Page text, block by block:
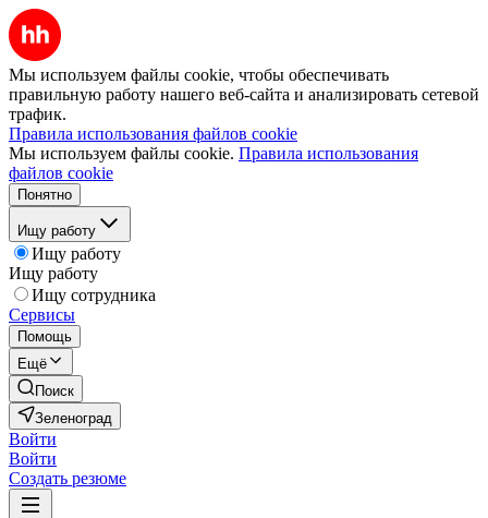
Мы используем файлы cookie, чтобы обеспечивать
правильную работу нашего веб-сайта и анализировать сетевой
трафик.
Правила использования файлов cookie
Мы используем файлы cookie. Правила использования
файлов cookie
Понятно
Ищу работу
Ищу работу
Ищу работу
Ищу сотрудника
Сервисы
Помощь
Ещё
Поиск
Зеленоград
Войти
Войти
Создать резюме